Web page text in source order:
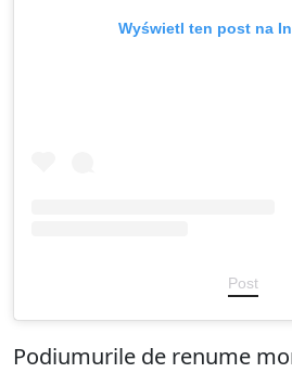
Wyświetl ten post na
Post
Podiumurile de renume